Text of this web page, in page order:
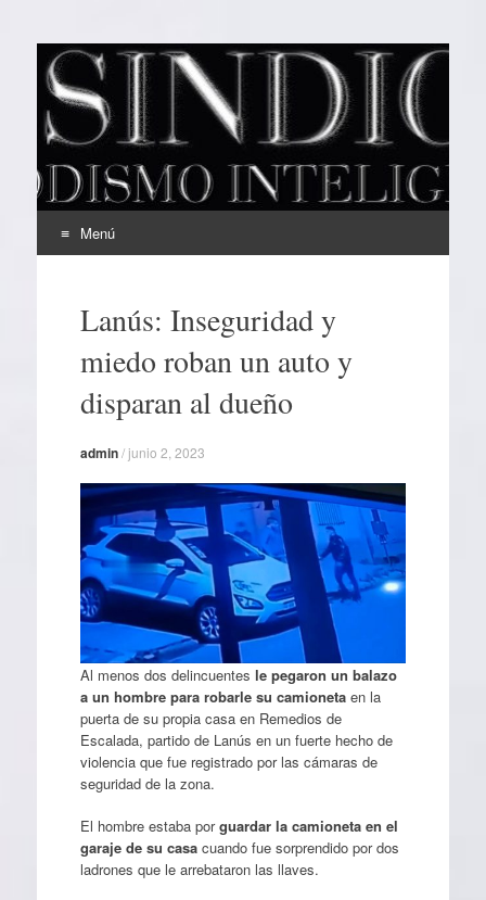
EL SINDICAL
Periodismo Inteligente
Menú
contenidoLanús: Inseguridad y
miedo roban un auto y
disparan al dueño
admin/junio 2, 2023
Al menos dos delincuentes le pegaron un balazo
a un hombre para robarle su camioneta en la
puerta de su propia casa en Remedios de
Escalada, partido de Lanús en un fuerte hecho de
violencia que fue registrado por las cámaras de
seguridad de la zona.
El hombre estaba porguardar la camioneta en el
garaje de su casa cuando fue sorprendido por dos
ladrones que le arrebataron las llaves.